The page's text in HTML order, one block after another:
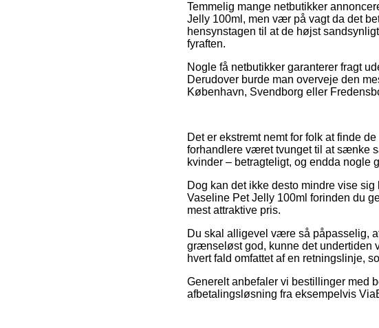
Temmelig mange netbutikker
Jelly 100ml, men vær på vagt da det
hensynstagen til at de højst
fyraften.
Nogle få netbutikker garanterer fragt
Derudover burde man overveje den
København, Svendborg eller
Det er ekstremt nemt for folk at finde
forhandlere været tvunget til at sænke
kvinder – betragteligt, og endda nogle
Dog kan det ikke desto mindre vise
Vaseline Pet Jelly 100ml forinden du
mest attraktive pris.
Du skal alligevel være så påpasselig,
grænseløst god, kunne det undertiden
hvert fald omfattet af en retningslinje,
Generelt anbefaler vi bestillinger med
afbetalingsløsning fra eksempelvis